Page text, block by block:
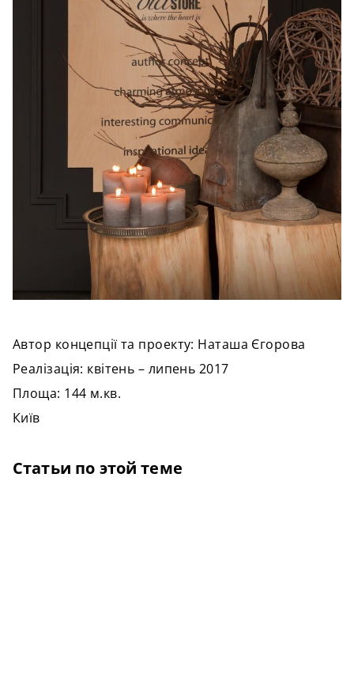
Автор концепції та проекту: Наташа Єгорова
Реалізація: квітень – липень 2017
Площа: 144 м.кв.
Київ
Статьи по этой теме